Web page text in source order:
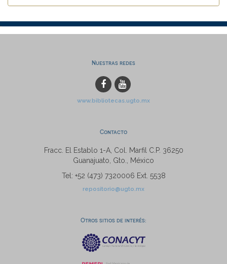
Nuestras redes
www.bibliotecas.ugto.mx
Contacto
Fracc. El Establo 1-A, Col. Marfil C.P. 36250
Guanajuato, Gto., México
Tel: +52 (473) 7320006 Ext. 5538
repositorio@ugto.mx
Otros sitios de interés: